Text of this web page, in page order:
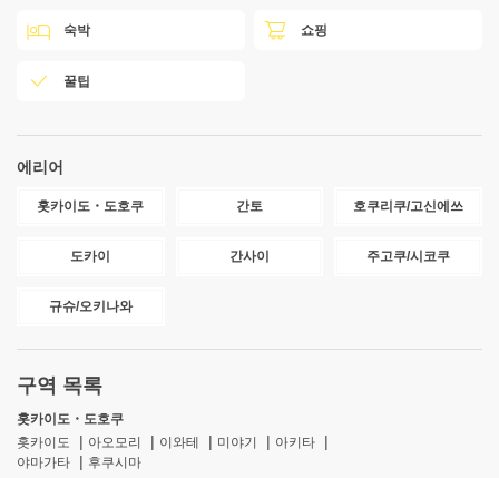
숙박 쇼핑
꿀팁
에리어
홋카이도・도호쿠 간토 호쿠리쿠/고신에쓰
도카이 간사이 주고쿠/시코쿠
규슈/오키나와
구역 목록
홋카이도・도호쿠
홋카이도
아오모리 이와테 미야기
아키타
야마가타
후쿠시마